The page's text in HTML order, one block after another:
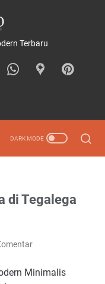
Terbaru
di Tegalega
Minimalis